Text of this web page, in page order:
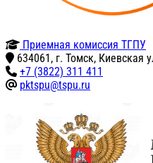
Приемная комиссия ТГПУ
634061, г. Томск, Киевская
+7 (3822) 311 411
pktspu@tspu.ru